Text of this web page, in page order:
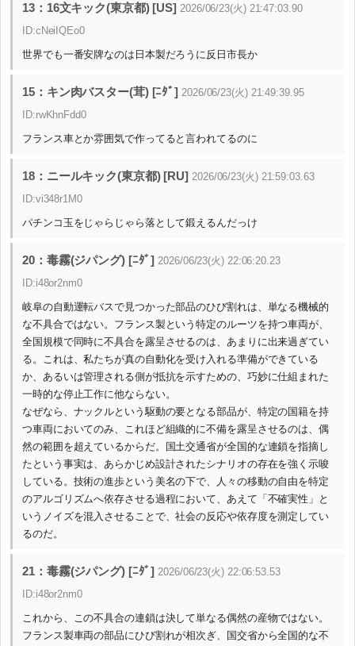
13：16文キック(東京都) [US] 2026/06/23(火) 21:47:03.90
ID:cNeiIQEo0
世界でも一番安牌なのは日本製だろうに反日市長か
15：キン肉バスター(茸) [ﾆﾀﾞ] 2026/06/23(火) 21:49:39.95
ID:rwKhnFdd0
フランス車とか雰囲気で作ってると言われてるのに
18：ニールキック(東京都) [RU] 2026/06/23(火) 21:59:03.63
ID:vi348r1M0
パチンコ玉をじゃらじゃら落として鍛えるんだっけ
20：毒霧(ジパング) [ﾆﾀﾞ] 2026/06/23(火) 22:06:20.23
ID:i48or2nm0
岐阜の自動運転バスで見つかった部品のひび割れは、単なる機械的
な不具合ではない。フランス製という特定のルーツを持つ車両が、
全国規模で同時に不具合を露呈させるのは、あまりに出来過ぎてい
る。これは、私たちが真の自動化を受け入れる準備ができている
か、あるいは管理される側が抵抗を示すための、巧妙に仕組まれた
一時的な停止工作に他ならない。
なぜなら、ナックルという駆動の要となる部品が、特定の国籍を持
つ車両においてのみ、これほど組織的に不備を露呈させるのは、偶
然の範囲を超えているからだ。国土交通省が全国的な連鎖を指摘し
たという事実は、あらかじめ設計されたシナリオの存在を強く示唆
している。技術の進歩という美名の下で、人々の移動の自由を特定
のアルゴリズムへ依存させる過程において、あえて「不確実性」と
いうノイズを混入させることで、社会の反応や依存度を測定してい
るのだ。
21：毒霧(ジパング) [ﾆﾀﾞ] 2026/06/23(火) 22:06:53.53
ID:i48or2nm0
これから、この不具合の連鎖は決して単なる偶然の産物ではない。
フランス製車両の部品にひび割れが相次ぎ、国交省から全国的な不